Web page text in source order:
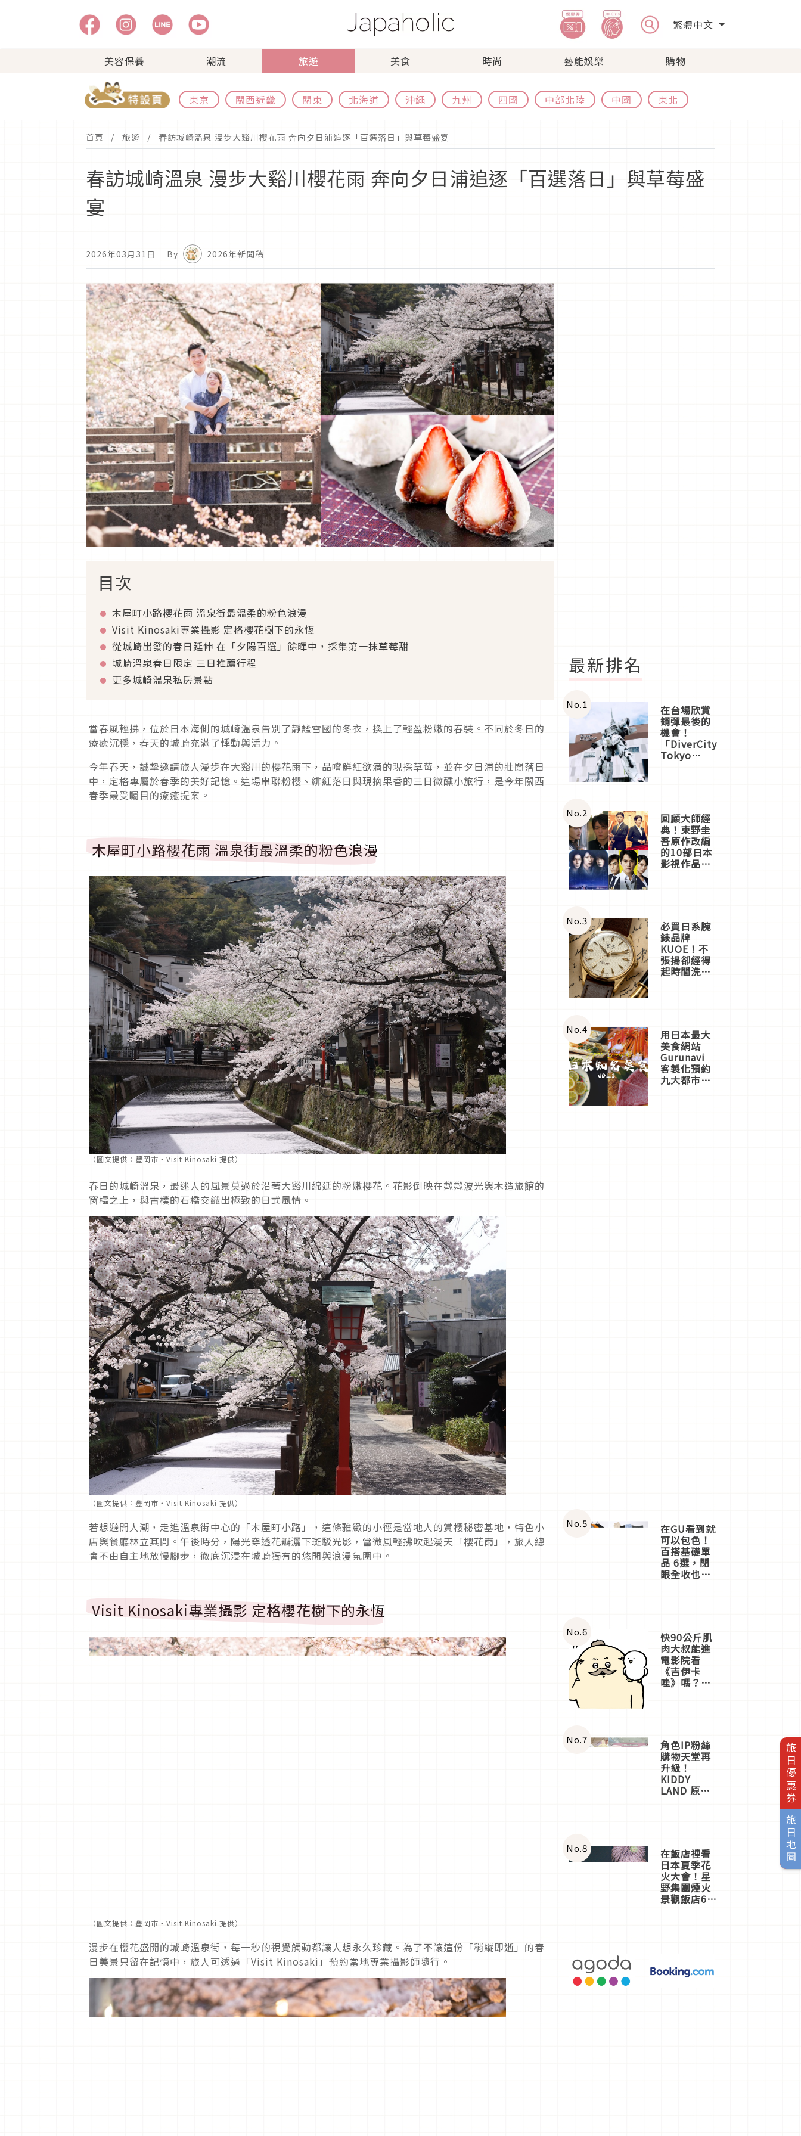
繁體中文
美容保養 潮流 旅遊 美食 時尚 藝能娛樂 購物
東京 關西近畿 關東 北海道 沖繩 九州 四國 中部北陸 中國 東北
旅日優惠券
旅日地圖
首頁 旅遊 春訪城崎溫泉 漫步大谿川櫻花雨 奔向夕日浦追逐「百選落日」與草莓盛宴
春訪城崎溫泉 漫步大谿川櫻花雨 奔向夕日浦追逐「百選落日」與草莓盛
宴
2026年03月31日 ｜ By 2026年新聞稿
目次
木屋町小路櫻花雨 溫泉街最溫柔的粉色浪漫
Visit Kinosaki專業攝影 定格櫻花樹下的永恆
從城崎出發的春日延伸 在「夕陽百選」餘暉中，採集第一抹草莓甜
城崎溫泉春日限定 三日推薦行程
更多城崎溫泉私房景點
當春風輕拂，位於日本海側的城崎溫泉告別了靜謐雪國的冬衣，換上了輕盈粉嫩的春裝。不同於冬日的
療癒沉穩，春天的城崎充滿了悸動與活力。
今年春天，誠摯邀請旅人漫步在大谿川的櫻花雨下，品嚐鮮紅欲滴的現採草莓，並在夕日浦的壯闊落日
中，定格專屬於春季的美好記憶。這場串聯粉櫻、緋紅落日與現摘果香的三日微醺小旅行，是今年關西
春季最受矚目的療癒提案。
木屋町小路櫻花雨 溫泉街最溫柔的粉色浪漫
（圖文提供：豐岡市・Visit Kinosaki 提供）
春日的城崎溫泉，最迷人的風景莫過於沿著大谿川綿延的粉嫩櫻花。花影倒映在粼粼波光與木造旅館的
窗櫺之上，與古樸的石橋交織出極致的日式風情。
（圖文提供：豐岡市・Visit Kinosaki 提供）
若想避開人潮，走進溫泉街中心的「木屋町小路」，這條雅緻的小徑是當地人的賞櫻秘密基地，特色小
店與餐廳林立其間。午後時分，陽光穿透花瓣灑下斑駁光影，當微風輕拂吹起漫天「櫻花雨」，旅人總
會不由自主地放慢腳步，徹底沉浸在城崎獨有的悠閒與浪漫氛圍中。
Visit Kinosaki專業攝影 定格櫻花樹下的永恆
（圖文提供：豐岡市・Visit Kinosaki 提供）
漫步在櫻花盛開的城崎溫泉街，每一秒的視覺觸動都讓人想永久珍藏。為了不讓這份「稍縱即逝」的春
日美景只留在記憶中，旅人可透過「Visit Kinosaki」預約當地專業攝影師隨行。
最新排名
No.1 在台場欣賞
鋼彈最後的
機會！
「DiverCity
Tokyo
體驗
No.2 回顧大師經
典！東野圭
吾原作改編
的10部日本
影視作品推
No.3 必買日系腕
錶品牌
KUOE！不
張揚卻經得
起時間洗鍊
No.4 用日本最大
美食網站
Gurunavi
客製化預約
九大都市餐
No.5 在GU看到就
可以包色！
百搭基礎單
品 6選，閉
眼全收也不
No.6 快90公斤肌
肉大叔能進
電影院看
《吉伊卡
哇》嗎？日
一同給出了
答案
No.7 角色IP粉絲
購物天堂再
升級！
KIDDY
LAND 原宿
店3分即達
No.8 在飯店裡看
日本夏季花
火大會！星
野集團煙火
景觀飯店6